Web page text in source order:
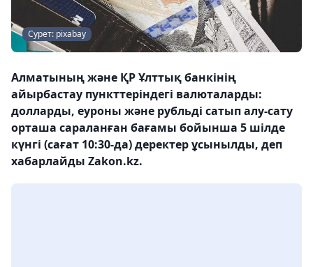
Сурет: pixabay
Алматының және ҚР Ұлттық банкінің
айырбастау пункттеріндегі валюталарды:
долларды, еуроны және рубльді сатып алу-сату
орташа сараланған бағамы бойынша 5 шілде
күнгі (сағат 10:30-да) деректер ұсынылды, деп
хабарлайды Zakon.kz.